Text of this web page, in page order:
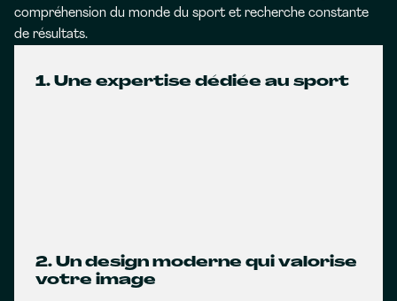
compréhension du monde du sport et recherche constante
de résultats.
1. Une expertise dédiée au sport
2. Un design moderne qui valorise
votre image